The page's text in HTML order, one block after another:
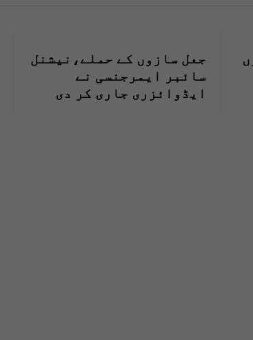
جعل سازوں کے حملے،نیشنل
سائبر ایمرجنسی نے
ایڈوائزری جاری کر دی